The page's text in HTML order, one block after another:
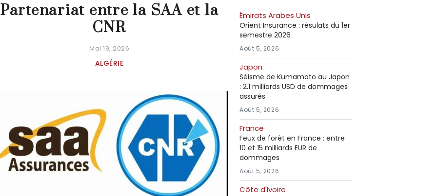
Partenariat entre la SAA et la
CNR
Mai 19, 2026
ALGÉRIE
Émirats Arabes Unis
Orient Insurance : résulats du 1er
semestre 2026
Août 5, 2026
Japon
Séisme de Kumamoto au Japon
: 2.1 milliards USD de dommages
assurés
Août 5, 2026
France
Feux de forêt en France : entre
10 et 15 milliards EUR de
dommages
Août 5, 2026
Côte d'Ivoire